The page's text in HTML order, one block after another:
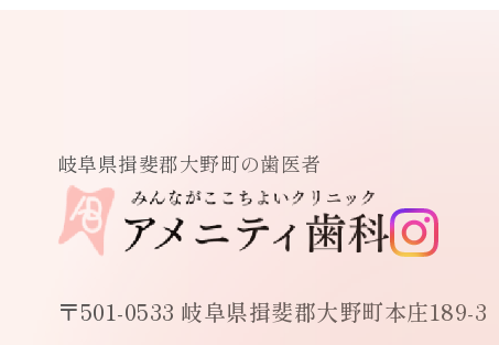
岐阜県揖斐郡大野町の歯医者
〒501-0533 岐阜県揖斐郡大野町本庄189-3